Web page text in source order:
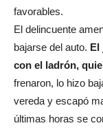
favorables.
El delincuente
bajarse del auto. El
con el ladrón,
frenaron, lo hizo
vereda y escapó
últimas horas se